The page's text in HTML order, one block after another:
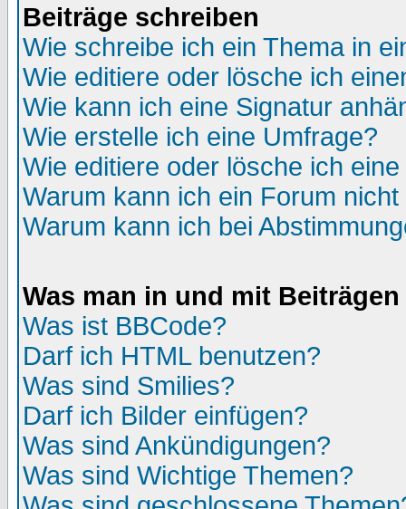
Beiträge schreiben
Wie schreibe ich ein Thema in
Wie editiere oder lösche ich
Wie kann ich eine Signatur
Wie erstelle ich eine Umfrage?
Wie editiere oder lösche ich
Warum kann ich ein Forum
Warum kann ich bei
Was man in und mit
Was ist BBCode?
Darf ich HTML benutzen?
Was sind Smilies?
Darf ich Bilder einfügen?
Was sind Ankündigungen?
Was sind Wichtige Themen?